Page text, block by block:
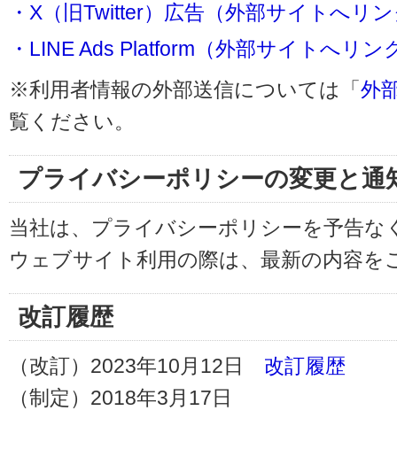
・X（旧Twitter）広告（外部サイトへリ
・LINE Ads Platform（外部サイトへリン
※利用者情報の外部送信については「外
覧ください。
プライバシーポリシーの変更と通
当社は、プライバシーポリシーを予告
ウェブサイト利用の際は、最新の内容を
改訂履歴
（改訂）2023年10月12日 改訂履歴
（制定）2018年3月17日